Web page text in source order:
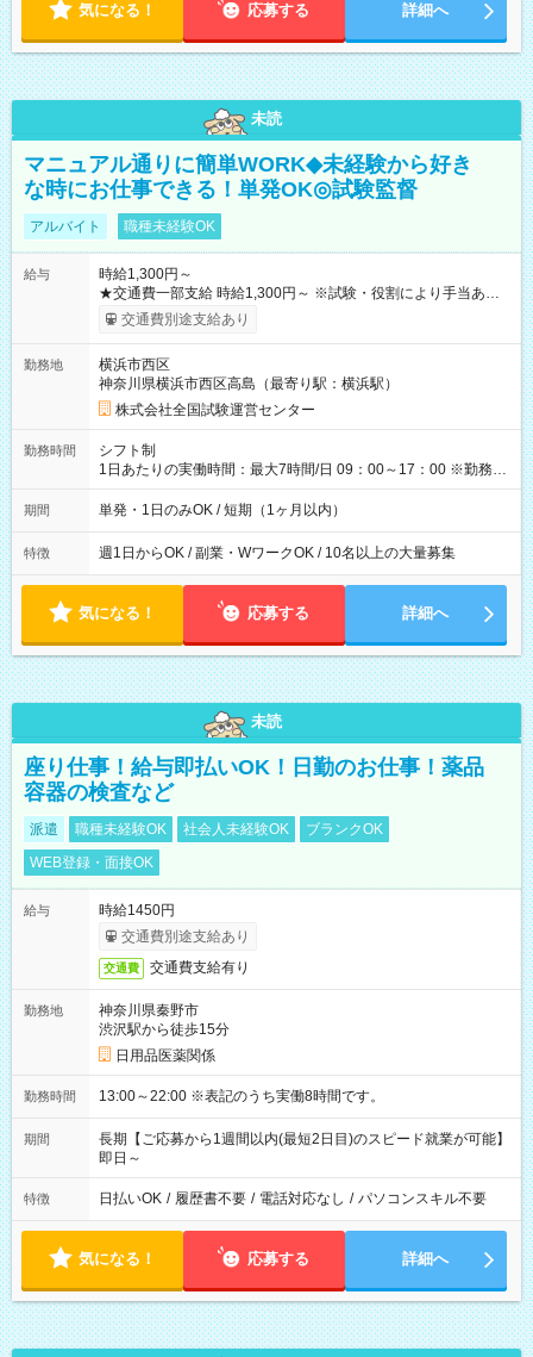
気になる！ 応募する 詳細へ
未読
マニュアル通りに簡単WORK◆未経験から好き
な時にお仕事できる！単発OK◎試験監督
アルバイト 職種未経験OK
給与
時給1,300円～
★交通費一部支給 時給1,300円～ ※試験・役割により手当あり
※勤務回数により昇給あり 【即給（前払い）オプションあ
り！】 希望される場合、勤務から1週間ほどで給与の一部を受け
例】 ・河合塾模擬試験 8:30～17:30（休憩1時間） 時給1,300円
×8時間＝日収10,400円＋交通費 ※当日の役割により時給＋100
円の場合あり ・国家試験 7:00～13:30（休憩なし） 時給1,300
円（役割手当＋100円）×6時間＝日収8,400円＋交通費 【試用期
間】試用期間なし
交通費別途支給あり
勤務地
横浜市西区
神奈川県横浜市西区高島（最寄り駅：横浜駅）
株式会社全国試験運営センター
勤務時間
シフト制
1日あたりの実働時間：最大7時間/日 09：00～17：00 ※勤務時
間は 試験により異なります。
期間 単発・1日のみOK / 短期（1ヶ月以内）
特徴 週1日からOK / 副業・WワークOK / 10名以上の大量募集
気になる！ 応募する 詳細へ
未読
座り仕事！給与即払いOK！日勤のお仕事！薬品
容器の検査など
派遣 職種未経験OK 社会人未経験OK
ブランクOK
WEB登録・面接OK
給与
時給1450円
交通費別途支給あり
交通費 交通費支給有り
勤務地
神奈川県秦野市
渋沢駅から徒歩15分
日用品医薬関係
勤務時間 13:00～22:00 ※表記のうち実働8時間です。
期間
長期【ご応募から1週間以内(最短2日目)のスピード就業が可能】
即日～
特徴 日払いOK / 履歴書不要 / 電話対応なし / パソコンスキル不要
気になる！ 応募する 詳細へ